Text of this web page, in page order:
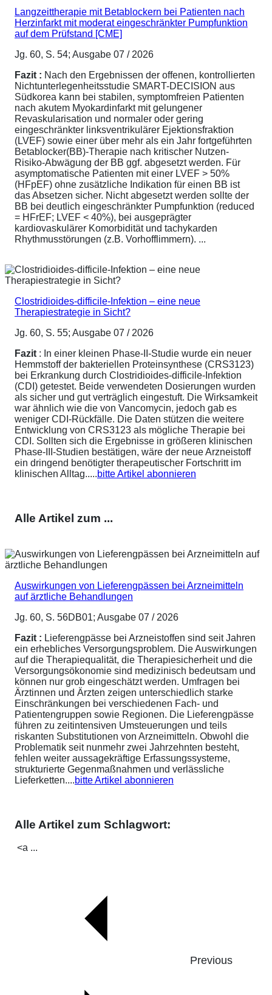
Langzeittherapie mit Betablockern bei Patienten nach
Herzinfarkt mit moderat eingeschränkter Pumpfunktion
auf dem Prüfstand [CME]
Jg. 60, S. 54; Ausgabe 07 / 2026
Fazit : Nach den Ergebnissen der offenen, kontrollierten
Nichtunterlegenheitsstudie SMART-DECISION aus
Südkorea kann bei stabilen, symptomfreien Patienten
nach akutem Myokardinfarkt mit gelungener
Revaskularisation und normaler oder gering
eingeschränkter linksventrikulärer Ejektionsfraktion
(LVEF) sowie einer über mehr als ein Jahr fortgeführten
Betablocker(BB)-Therapie nach kritischer Nutzen-
Risiko-Abwägung der BB ggf. abgesetzt werden. Für
asymptomatische Patienten mit einer LVEF > 50%
(HFpEF) ohne zusätzliche Indikation für einen BB ist
das Absetzen sicher. Nicht abgesetzt werden sollte der
BB bei deutlich eingeschränkter Pumpfunktion (reduced
= HFrEF; LVEF < 40%), bei ausgeprägter
kardiovaskulärer Komorbidität und tachykarden
Rhythmusstörungen (z.B. Vorhofflimmern). ...
Clostridioides-difficile-Infektion – eine neue
Therapiestrategie in Sicht?
Jg. 60, S. 55; Ausgabe 07 / 2026
Fazit : In einer kleinen Phase-II-Studie wurde ein neuer
Hemmstoff der bakteriellen Proteinsynthese (CRS3123)
bei Erkrankung durch Clostridioides-difficile-Infektion
(CDI) getestet. Beide verwendeten Dosierungen wurden
als sicher und gut verträglich eingestuft. Die Wirksamkeit
war ähnlich wie die von Vancomycin, jedoch gab es
weniger CDI-Rückfälle. Die Daten stützen die weitere
Entwicklung von CRS3123 als mögliche Therapie bei
CDI. Sollten sich die Ergebnisse in größeren klinischen
Phase-III-Studien bestätigen, wäre der neue Arzneistoff
ein dringend benötigter therapeutischer Fortschritt im
klinischen Alltag.....bitte Artikel abonnieren
Alle Artikel zum ...
Auswirkungen von Lieferengpässen bei Arzneimitteln
auf ärztliche Behandlungen
Jg. 60, S. 56DB01; Ausgabe 07 / 2026
Fazit : Lieferengpässe bei Arzneistoffen sind seit Jahren
ein erhebliches Versorgungsproblem. Die Auswirkungen
auf die Therapiequalität, die Therapiesicherheit und die
Versorgungsökonomie sind medizinisch bedeutsam und
können nur grob eingeschätzt werden. Umfragen bei
Ärztinnen und Ärzten zeigen unterschiedlich starke
Einschränkungen bei verschiedenen Fach- und
Patientengruppen sowie Regionen. Die Lieferengpässe
führen zu zeitintensiven Umsteuerungen und teils
riskanten Substitutionen von Arzneimitteln. Obwohl die
Problematik seit nunmehr zwei Jahrzehnten besteht,
fehlen weiter aussagekräftige Erfassungssysteme,
strukturierte Gegenmaßnahmen und verlässliche
Lieferketten....bitte Artikel abonnieren
Alle Artikel zum Schlagwort:
<a ...
Previous